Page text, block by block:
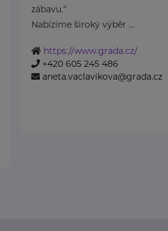
zábavu.“
Nabízíme široký výběr ...
https://www.grada.cz/
+420 605 245 486
aneta.vaclavikova@grada.cz